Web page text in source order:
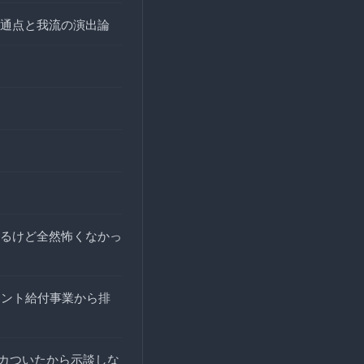
点と我流の演出論
けど全然怖くなかっ
ト給付事業から排
ついたから示談しな